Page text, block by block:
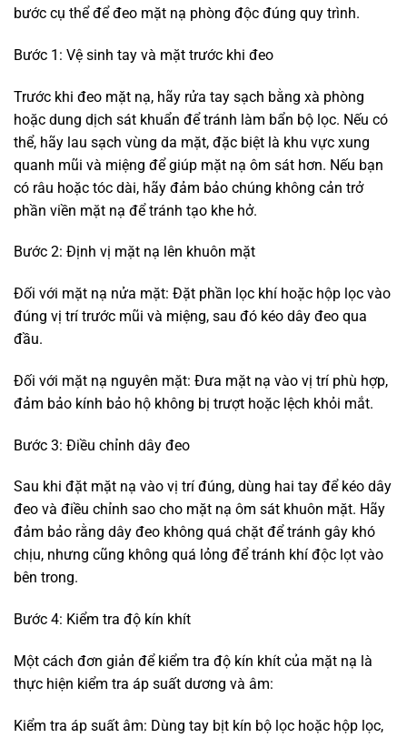
bước cụ thể để đeo mặt nạ phòng độc đúng quy trình.
Bước 1: Vệ sinh tay và mặt trước khi đeo
Trước khi đeo mặt nạ, hãy rửa tay sạch bằng xà phòng
hoặc dung dịch sát khuẩn để tránh làm bẩn bộ lọc. Nếu có
thể, hãy lau sạch vùng da mặt, đặc biệt là khu vực xung
quanh mũi và miệng để giúp mặt nạ ôm sát hơn. Nếu bạn
có râu hoặc tóc dài, hãy đảm bảo chúng không cản trở
phần viền mặt nạ để tránh tạo khe hở.
Bước 2: Định vị mặt nạ lên khuôn mặt
Đối với mặt nạ nửa mặt: Đặt phần lọc khí hoặc hộp lọc vào
đúng vị trí trước mũi và miệng, sau đó kéo dây đeo qua
đầu.
Đối với mặt nạ nguyên mặt: Đưa mặt nạ vào vị trí phù hợp,
đảm bảo kính bảo hộ không bị trượt hoặc lệch khỏi mắt.
Bước 3: Điều chỉnh dây đeo
Sau khi đặt mặt nạ vào vị trí đúng, dùng hai tay để kéo dây
đeo và điều chỉnh sao cho mặt nạ ôm sát khuôn mặt. Hãy
đảm bảo rằng dây đeo không quá chặt để tránh gây khó
chịu, nhưng cũng không quá lỏng để tránh khí độc lọt vào
bên trong.
Bước 4: Kiểm tra độ kín khít
Một cách đơn giản để kiểm tra độ kín khít của mặt nạ là
thực hiện kiểm tra áp suất dương và âm:
Kiểm tra áp suất âm: Dùng tay bịt kín bộ lọc hoặc hộp lọc,